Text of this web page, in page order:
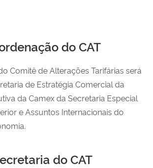
do CAT
Comitê de Alterações Tarifárias será
de Estratégia Comercial da
da Camex da Secretaria Especial
e Assuntos Internacionais do
do CAT